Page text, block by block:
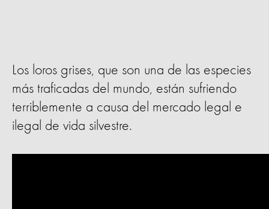
Los loros grises, que son una de las especies
más traficadas del mundo, están sufriendo
terriblemente a causa del mercado legal e
ilegal de vida silvestre.